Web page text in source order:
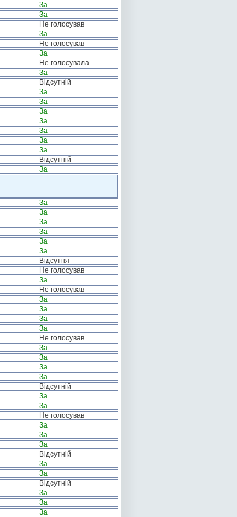
За
За
Не голосував
За
Не голосував
За
Не голосувала
За
Відсутній
За
За
За
За
За
За
За
Відсутній
За
За
За
За
За
За
За
Відсутня
Не голосував
За
Не голосував
За
За
За
За
Не голосував
За
За
За
За
Відсутній
За
За
Не голосував
За
За
За
Відсутній
За
За
Відсутній
За
За
За